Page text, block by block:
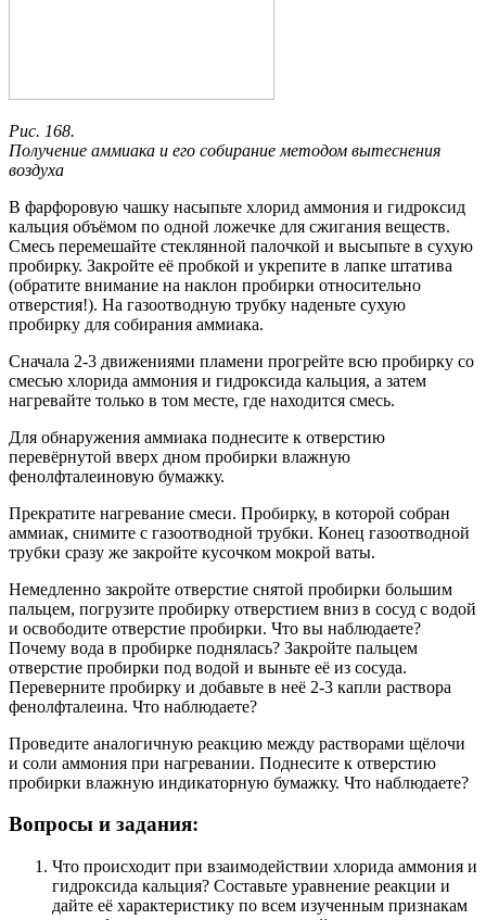
Рис. 168.
Получение аммиака и его собирание методом вытеснения
воздуха
В фарфоровую чашку насыпьте хлорид аммония и гидроксид
кальция объёмом по одной ложечке для сжигания веществ.
Смесь перемешайте стеклянной палочкой и высыпьте в сухую
пробирку. Закройте её пробкой и укрепите в лапке штатива
(обратите внимание на наклон пробирки относительно
отверстия!). На газоотводную трубку наденьте сухую
пробирку для собирания аммиака.
Сначала 2-3 движениями пламени прогрейте всю пробирку со
смесью хлорида аммония и гидроксида кальция, а затем
нагревайте только в том месте, где находится смесь.
Для обнаружения аммиака поднесите к отверстию
перевёрнутой вверх дном пробирки влажную
фенолфталеиновую бумажку.
Прекратите нагревание смеси. Пробирку, в которой собран
аммиак, снимите с газоотводной трубки. Конец газоотводной
трубки сразу же закройте кусочком мокрой ваты.
Немедленно закройте отверстие снятой пробирки большим
пальцем, погрузите пробирку отверстием вниз в сосуд с водой
и освободите отверстие пробирки. Что вы наблюдаете?
Почему вода в пробирке поднялась? Закройте пальцем
отверстие пробирки под водой и выньте её из сосуда.
Переверните пробирку и добавьте в неё 2-3 капли раствора
фенолфталеина. Что наблюдаете?
Проведите аналогичную реакцию между растворами щёлочи
и соли аммония при нагревании. Поднесите к отверстию
пробирки влажную индикаторную бумажку. Что наблюдаете?
Вопросы и задания:
Что происходит при взаимодействии хлорида аммония и
гидроксида кальция? Составьте уравнение реакции и
дайте её характеристику по всем изученным признакам